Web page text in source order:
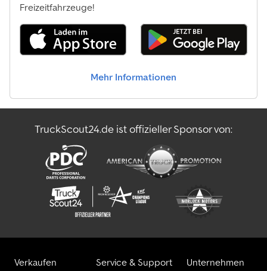
Freizeitfahrzeuge!
Mehr Informationen
TruckScout24.de ist offizieller Sponsor von:
Verkaufen Service & Support Unternehmen